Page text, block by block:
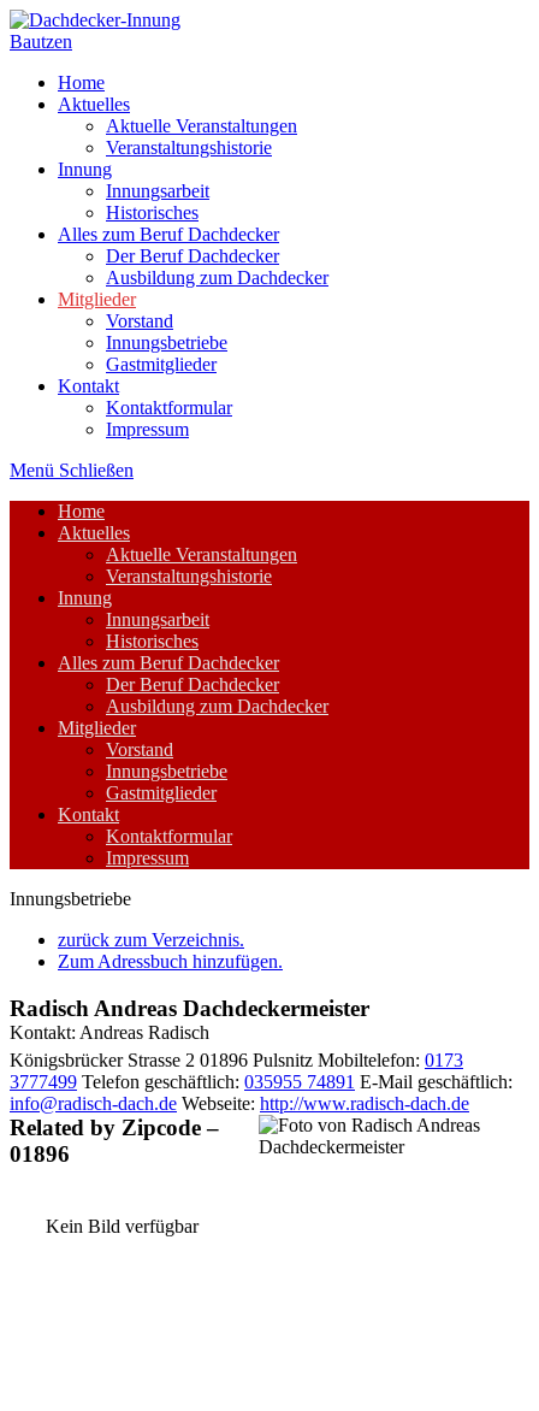
Zum
Inhalt
Home
Aktuelles
Aktuelle Veranstaltungen
Veranstaltungshistorie
Innung
Innungsarbeit
Historisches
Alles zum Beruf Dachdecker
Der Beruf Dachdecker
Ausbildung zum Dachdecker
Mitglieder
Vorstand
Innungsbetriebe
Gastmitglieder
Kontakt
Kontaktformular
Impressum
Menü Schließen
Home
Aktuelles
Aktuelle Veranstaltungen
Veranstaltungshistorie
Innung
Innungsarbeit
Historisches
Alles zum Beruf Dachdecker
Der Beruf Dachdecker
Ausbildung zum Dachdecker
Mitglieder
Vorstand
Innungsbetriebe
Gastmitglieder
Kontakt
Kontaktformular
Impressum
Innungsbetriebe
zurück zum Verzeichnis.
Zum Adressbuch hinzufügen.
Radisch Andreas Dachdeckermeister
Kontakt: Andreas Radisch
Königsbrücker Strasse 2 01896 Pulsnitz Mobiltelefon: 0173
3777499 Telefon geschäftlich: 035955 74891 E-Mail geschäftlich:
info@radisch-dach.de Webseite: http://www.radisch-dach.de
Related by Zipcode –
01896
Kein Bild verfügbar